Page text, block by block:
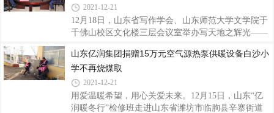
场研讨会由半岛都市报社和北京市二十一世纪国际学
校青岛校区共同主办，特邀山东省教科院课程中心主
任张斌，锡华实业投资集团董事长、北京市二十一世
校青岛校区校长李素香等众多业内教育专家、优秀教
育工作者出席，围绕“‘双减’政策下
2021-12-21
12月18日，山东省写作学会、山东师范大学文学院于
千佛山校区文化楼三层会议室举办写天地之辉光——
线上活动。山东省写作学会顾问李继曾、吴秉忱，名
誉会长王景科，会长韩品玉，文学院院长孙书文，党
委书记肖光军，山东艺术学院副院长杨西国，都市头
条济南头条主编宋俊忠，山东省广播电视台编辑部主
任刘锬，山东省写作学会创意写作专业委员会主任顾
山东亿润集团捐赠15万元空气源热泵供暖设备白沙小
学不再烧煤取
2021-12-21
用爱温暖希望，用心关爱未来。12月15日，山东“亿
润暖冬行”检修班走进山东省潍坊市临朐县辛寨街道